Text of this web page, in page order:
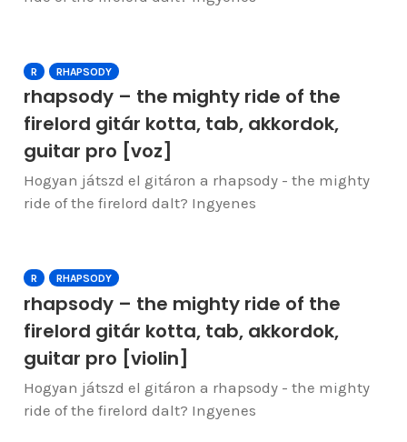
R RHAPSODY
rhapsody – the mighty ride of the
firelord gitár kotta, tab, akkordok,
guitar pro [voz]
Hogyan játszd el gitáron a rhapsody - the mighty
ride of the firelord dalt? Ingyenes
R RHAPSODY
rhapsody – the mighty ride of the
firelord gitár kotta, tab, akkordok,
guitar pro [violin]
Hogyan játszd el gitáron a rhapsody - the mighty
ride of the firelord dalt? Ingyenes